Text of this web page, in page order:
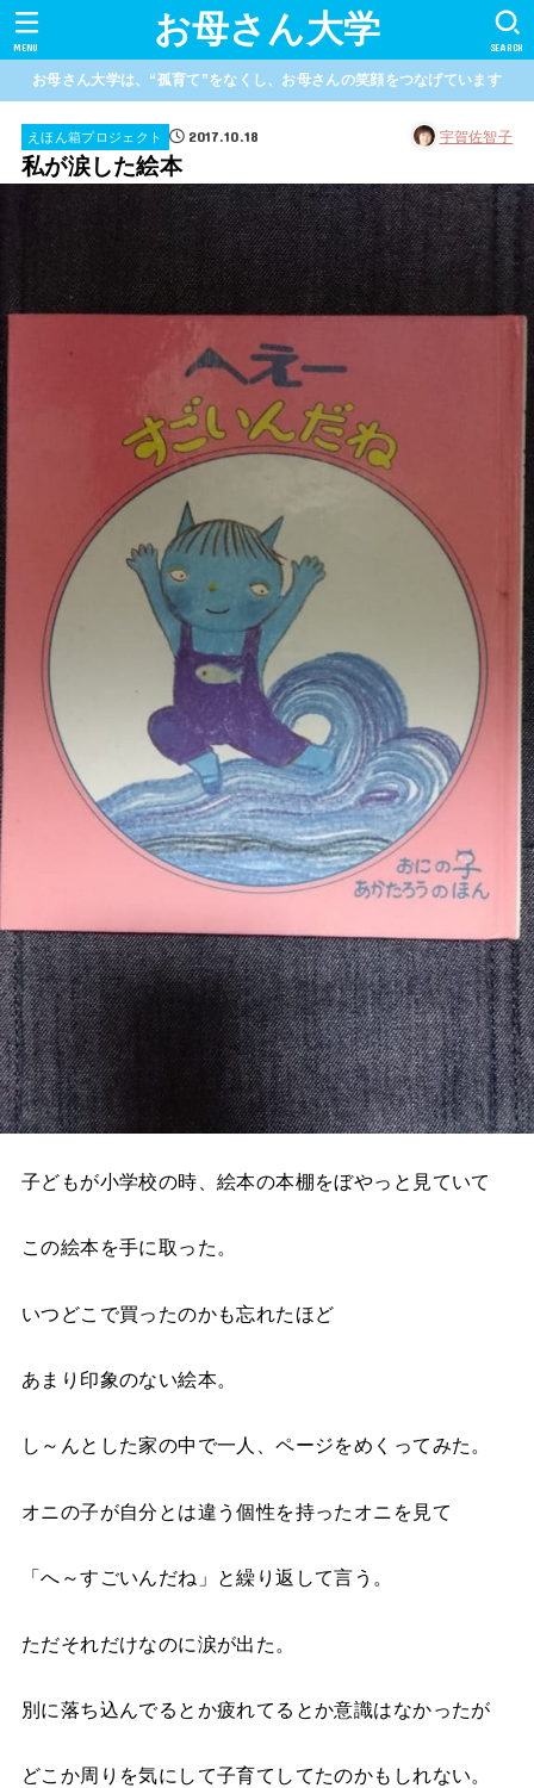
お母さん大学 SEARCH
MENU
お母さん大学は、“孤育て”をなくし、お母さんの笑顔をつなげています
えほん箱プロジェクト 2017.10.18 宇賀佐智子
私が涙した絵本
子どもが小学校の時、絵本の本棚をぼやっと見ていて
この絵本を手に取った。
いつどこで買ったのかも忘れたほど
あまり印象のない絵本。
し～んとした家の中で一人、ページをめくってみた。
オニの子が自分とは違う個性を持ったオニを見て
「へ～すごいんだね」と繰り返して言う。
ただそれだけなのに涙が出た。
別に落ち込んでるとか疲れてるとか意識はなかったが
どこか周りを気にして子育てしてたのかもしれない。